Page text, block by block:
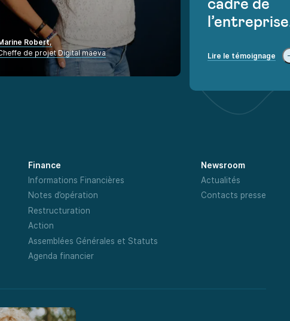
Robert,
de projet Digital maeva
Lire le témoignage
Finance
Informations Financières
Notes d’opération
Restructuration
Action
Assemblées Générales et Statuts
Agenda financier
Newsroom
Actualités
Contacts presse